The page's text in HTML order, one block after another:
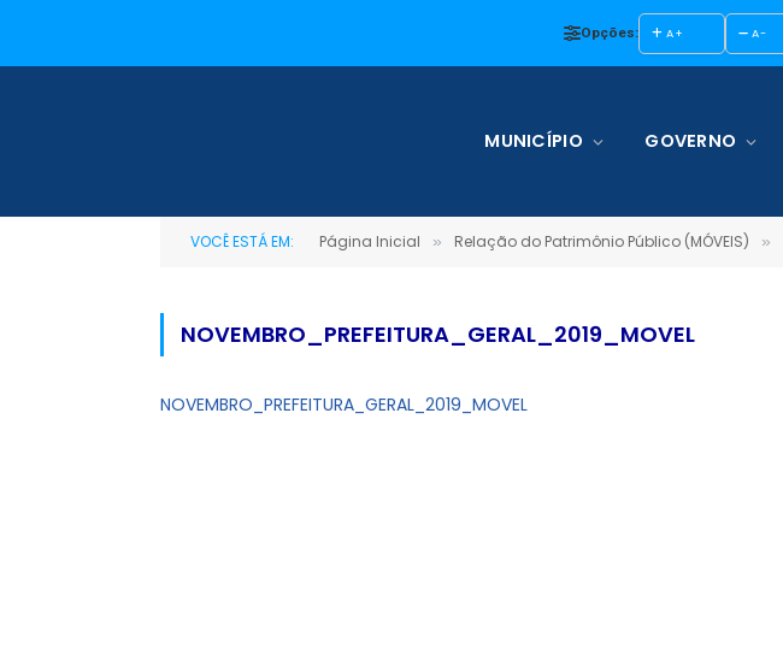
Opções: A+ A-
MUNICÍPIO GOVERNO
VOCÊ ESTÁ EM: Página Inicial » Relação do Patrimônio Público (MÓVEIS) »
NOVEMBRO_PREFEITURA_GERAL_2019_MOVEL
NOVEMBRO_PREFEITURA_GERAL_2019_MOVEL